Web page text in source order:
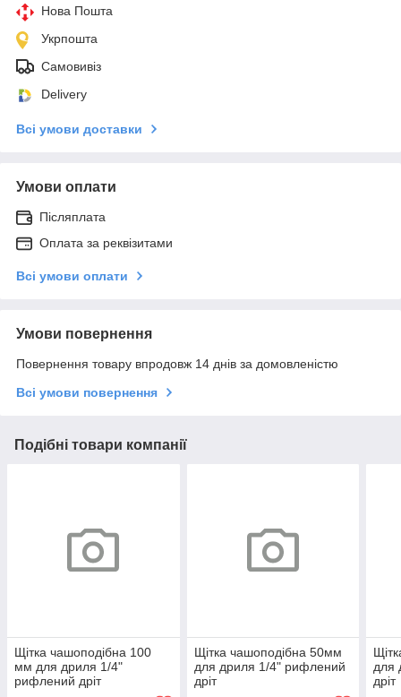
Нова Пошта
Укрпошта
Самовивіз
Delivery
Всі умови доставки
Умови оплати
Післяплата
Оплата за реквізитами
Всі умови оплати
Умови повернення
Повернення товару впродовж 14 днів за домовленістю
Всі умови повернення
Подібні товари компанії
Щітка чашоподібна 100
мм для дриля 1/4"
рифлений дріт
Щітка чашоподібна 50мм
для дриля 1/4" рифлений
дріт
для
дріт